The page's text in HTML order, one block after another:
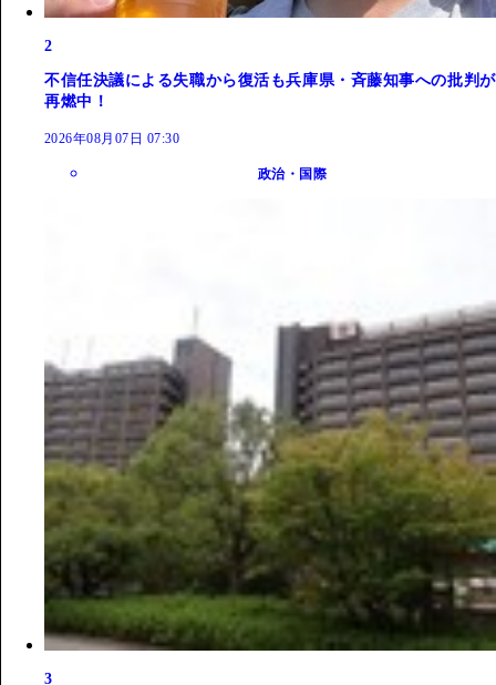
2
不信任決議による失職から復活も兵庫県・斉藤知事への批判が
再燃中！
2026年08月07日 07:30
政治・国際
3